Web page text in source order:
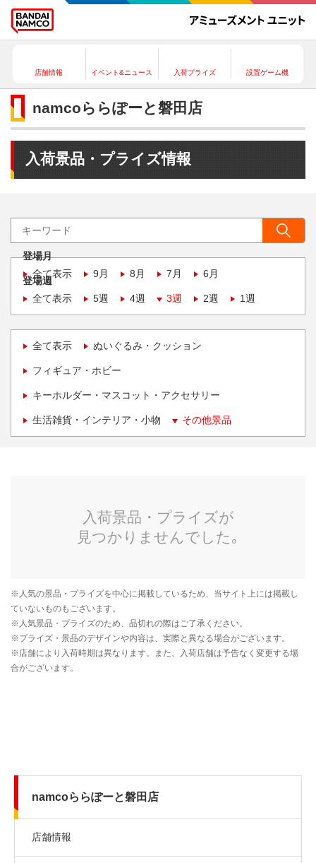
店舗情報 イベント&ニュース 入荷プライズ 設置ゲーム機
namcoららぽーと磐田店
入荷景品・プライズ情報
登場月
全て表示
9月 8月 7月 6月
登場週
全て表示
5週 4週 3週 2週 1週
全て表示 ぬいぐるみ・クッション
フィギュア・ホビー
キーホルダー・マスコット・アクセサリー
生活雑貨・インテリア・小物 その他景品
namcoららぽーと磐田店
店舗情報